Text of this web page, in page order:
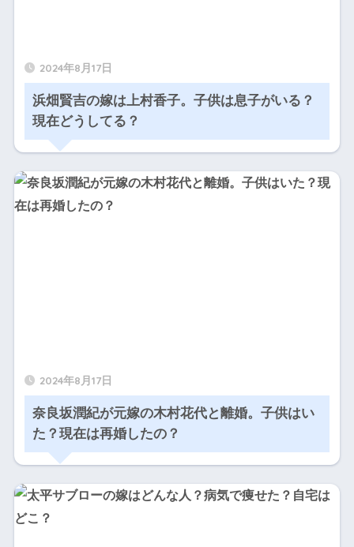
2024年8月17日
浜畑賢吉の嫁は上村香子。子供は息子がいる？
現在どうしてる？
2024年8月17日
奈良坂潤紀が元嫁の木村花代と離婚。子供はい
た？現在は再婚したの？